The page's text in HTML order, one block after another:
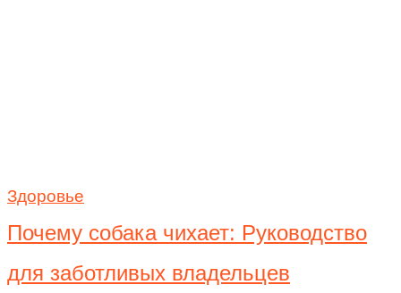
Здоровье
Почему собака чихает: Руководство
для заботливых владельцев